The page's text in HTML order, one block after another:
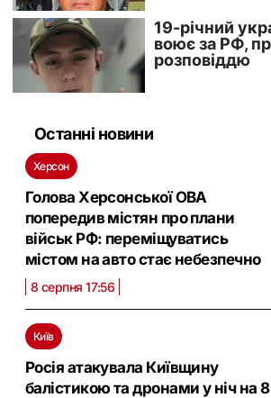
Останні новини
Херсон
Голова Херсонської ОВА
попередив містян про плани
військ РФ: переміщуватись
містом на авто стає небезпечно
8 серпня 17:56
Київ
Росія атакувала Київщину
балістикою та дронами у ніч на 8